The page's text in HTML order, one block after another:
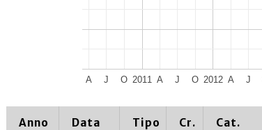
2011 2012
A J O A J O A J
Anno Data Tipo Cr. Cat.